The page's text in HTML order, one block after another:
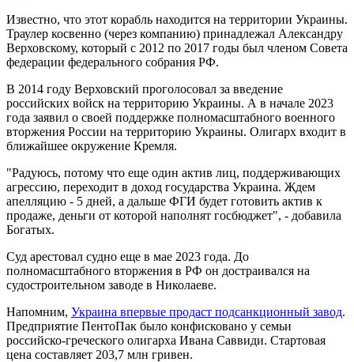
Известно, что этот корабль находится на территории Украины.
Траулер косвенно (через компанию) принадлежал Александру
Верховскому, который с 2012 по 2017 годы был членом Совета
федерации федерального собрания РФ.
В 2014 году Верховский проголосовал за введение
российских войск на территорию Украины. А в начале 2023
года заявил о своей поддержке полномасштабного военного
вторжения России на территорию Украины. Олигарх входит в
ближайшее окружение Кремля.
"Радуюсь, потому что еще один актив лиц, поддерживающих
агрессию, переходит в доход государства Украина. Ждем
апелляцию - 5 дней, а дальше ФГИ будет готовить актив к
продаже, деньги от которой наполнят госбюджет", - добавила
Богатых.
Суд арестовал судно еще в мае 2023 года. До
полномасштабного вторжения в РФ он достраивался на
судостроительном заводе в Николаеве.
Напомним, Украина впервые продаст подсанкционный завод.
Предприятие ПентоПак было конфисковано у семьи
российско-греческого олигарха Ивана Саввиди. Стартовая
цена составляет 203,7 млн гривен.